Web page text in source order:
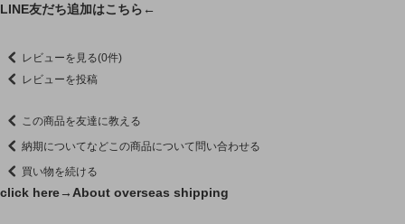
LINE友だち追加はこちら←
レビューを見る(0件)
レビューを投稿
この商品を友達に教える
納期についてなどこの商品について問い合わせる
買い物を続ける
click here→ About overseas shipping